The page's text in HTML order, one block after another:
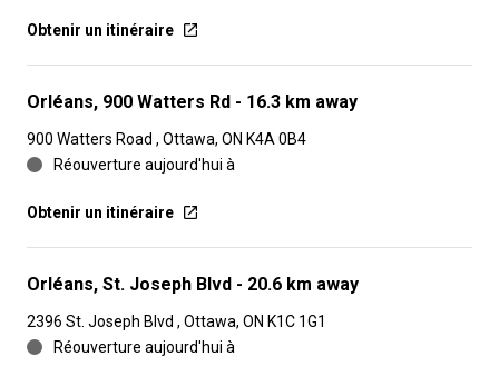
Obtenir un itinéraire
Orléans, 900 Watters Rd - 16.3 km away
900 Watters Road , Ottawa, ON K4A 0B4
Réouverture aujourd'hui à
Obtenir un itinéraire
Orléans, St. Joseph Blvd - 20.6 km away
2396 St. Joseph Blvd , Ottawa, ON K1C 1G1
Réouverture aujourd'hui à